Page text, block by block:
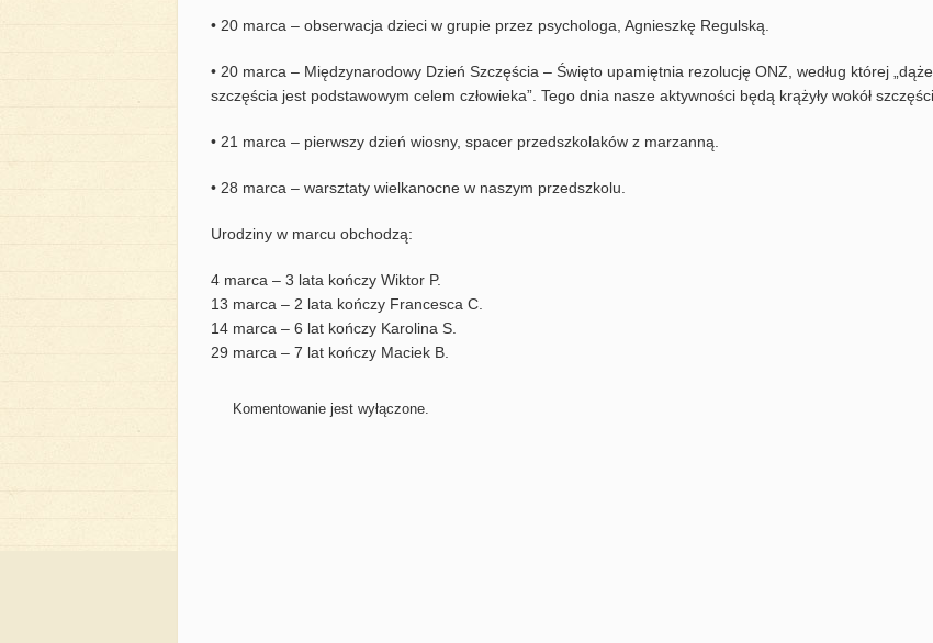
• 20 marca – obserwacja dzieci w grupie przez psychologa, Agnieszkę Regulską.
• 20 marca – Międzynarodowy Dzień Szczęścia – Święto upamiętnia rezolucję ONZ, według której
szczęścia jest podstawowym celem człowieka”. Tego dnia nasze aktywności będą krążyły wokół
• 21 marca – pierwszy dzień wiosny, spacer przedszkolaków z marzanną.
• 28 marca – warsztaty wielkanocne w naszym przedszkolu.
Urodziny w marcu obchodzą:
4 marca – 3 lata kończy Wiktor P.
13 marca – 2 lata kończy Francesca C.
14 marca – 6 lat kończy Karolina S.
29 marca – 7 lat kończy Maciek B.
Komentowanie jest wyłączone.